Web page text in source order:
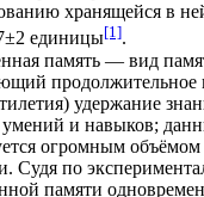
хранящейся в
единицы[1].
память — вид
продолжительное
удержание
умений и навыков;
огромным
Судя по
памяти